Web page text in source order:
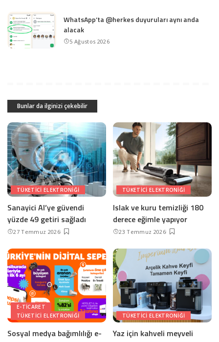
WhatsApp’ta @herkes duyuruları aynı anda
alacak
5 Ağustos 2026
Bunlar da ilginizi çekebilir
TÜKETICI ELEKTRONIĞI
Sanayici AI’ye güvendi
yüzde 49 getiri sağladı
27 Temmuz 2026
TÜKETICI ELEKTRONIĞI
Islak ve kuru temizliği 180
derece eğimle yapıyor
23 Temmuz 2026
E-TICARET
TÜKETICI ELEKTRONIĞI
Sosyal medya bağımlılığı e-
TÜKETICI ELEKTRONIĞI
Yaz için kahveli meyveli